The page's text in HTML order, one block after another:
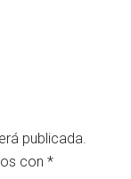
publicada.
con*